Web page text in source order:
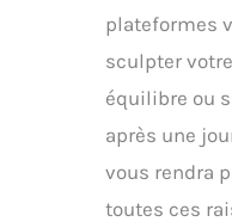
plateformes
sculpter
équilibre ou
après une
vous rendra
toutes ces